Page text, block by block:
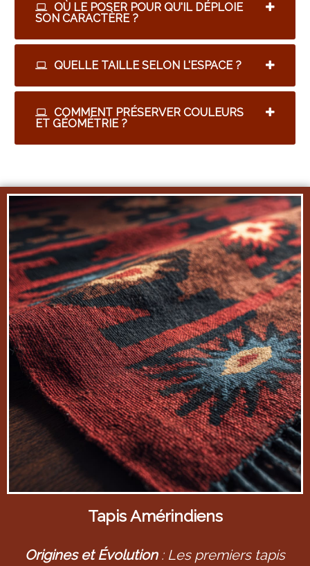
OÙ LE POSER POUR QU'IL DÉPLOIE
SON CARACTÈRE ?
QUELLE TAILLE SELON L'ESPACE ?
COMMENT PRÉSERVER COULEURS
ET GÉOMÉTRIE ?
Tapis Amérindiens
Origines et Évolution : Les premiers tapis